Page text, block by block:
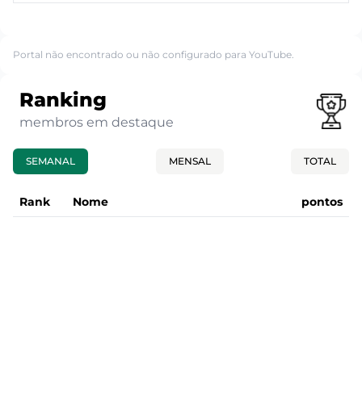
Portal não encontrado ou não configurado para YouTube.
Ranking
membros em destaque
SEMANAL MENSAL TOTAL
Rank Nome pontos